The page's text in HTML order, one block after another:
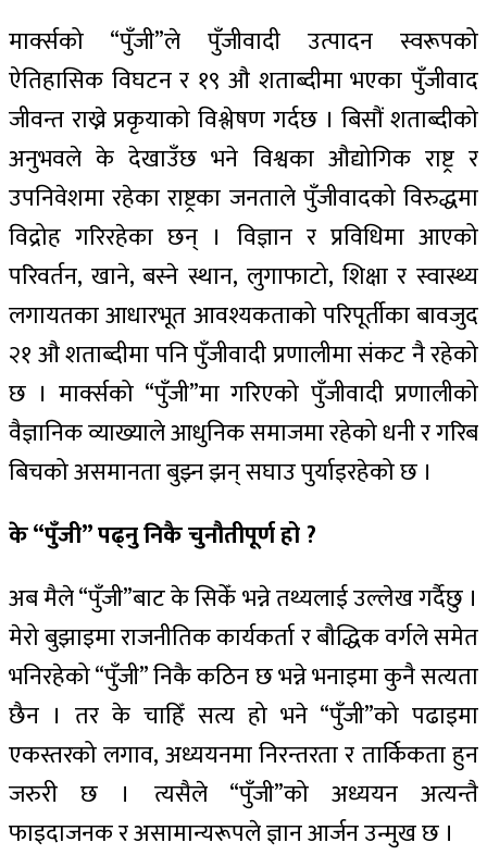
मार्क्सको “पुँजी”ले पुँजीवादी उत्पादन स्वरूपको
ऐतिहासिक विघटन र १९ औ शताब्दीमा भएका पुँजीवाद
जीवन्त राख्ने प्रकृयाको विश्लेषण गर्दछ । बिसौं शताब्दीको
अनुभवले के देखाउँछ भने विश्वका औद्योगिक राष्ट्र र
उपनिवेशमा रहेका राष्ट्रका जनताले पुँजीवादको विरुद्धमा
विद्रोह गरिरहेका छन् । विज्ञान र प्रविधिमा आएको
परिवर्तन, खाने, बस्ने स्थान, लुगाफाटो, शिक्षा र स्वास्थ्य
लगायतका आधारभूत आवश्यकताको परिपूर्तीका बावजुद
२१ औ शताब्दीमा पनि पुँजीवादी प्रणालीमा संकट नै रहेको
छ । मार्क्सको “पुँजी”मा गरिएको पुँजीवादी प्रणालीको
वैज्ञानिक व्याख्याले आधुनिक समाजमा रहेको धनी र गरिब
बिचको असमानता बुझ्न झन् सघाउ पुर्याइरहेको छ ।
के “पुँजी” पढ्नु निकै चुनौतीपूर्ण हो ?
अब मैले “पुँजी”बाट के सिकेँ भन्ने तथ्यलाई उल्लेख गर्दैछु ।
मेरो बुझाइमा राजनीतिक कार्यकर्ता र बौद्धिक वर्गले समेत
भनिरहेको “पुँजी” निकै कठिन छ भन्ने भनाइमा कुनै सत्यता
छैन । तर के चाहिँ सत्य हो भने “पुँजी”को पढाइमा
एकस्तरको लगाव, अध्ययनमा निरन्तरता र तार्किकता हुन
जरुरी छ । त्यसैले “पुँजी”को अध्ययन अत्यन्तै
फाइदाजनक र असामान्यरूपले ज्ञान आर्जन उन्मुख छ ।